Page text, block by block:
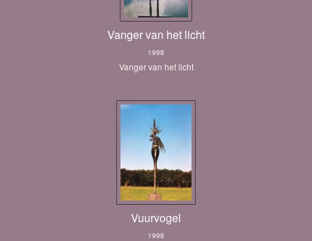
Vanger van het licht
1998
Vanger van het licht
Vuurvogel
1998